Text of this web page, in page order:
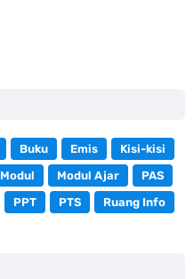
Buku Emis
Kisi-kisi
Modul Modul Ajar
PAS
PPT PTS
Ruang Info